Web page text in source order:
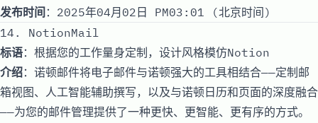
发布时间 ：2025年04月02日 PM03:01 (北京时间)
14. NotionMail
标语：根据您的工作量身定制，设计风格模仿Notion
介绍：诺顿邮件将电子邮件与诺顿强大的工具相结合——定制邮
箱视图、人工智能辅助撰写，以及与诺顿日历和页面的深度融合
——为您的邮件管理提供了一种更快、更智能、更有序的方式。